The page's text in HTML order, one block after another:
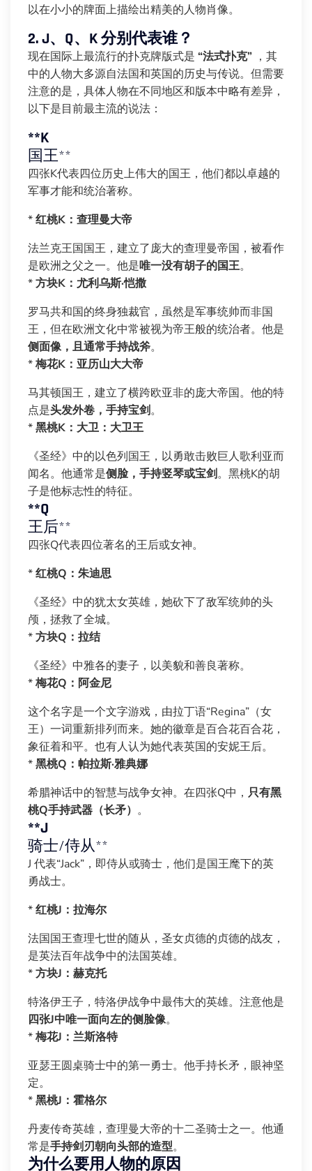
以在小小的牌面上描绘出精美的人物肖像。
2. J、Q、K 分别代表谁？
现在国际上最流行的扑克牌版式是 “法式扑克” ，其
中的人物大多源自法国和英国的历史与传说。但需要
注意的是，具体人物在不同地区和版本中略有差异，
以下是目前最主流的说法：
**K
国王**
四张K代表四位历史上伟大的国王，他们都以卓越的
军事才能和统治著称。
*红桃K：查理曼大帝
法兰克王国国王，建立了庞大的查理曼帝国，被看作
是欧洲之父之一。他是唯一没有胡子的国王。
*方块K：尤利乌斯·恺撒
罗马共和国的终身独裁官，虽然是军事统帅而非国
王，但在欧洲文化中常被视为帝王般的统治者。他是
侧面像，且通常手持战斧。
*梅花K：亚历山大大帝
马其顿国王，建立了横跨欧亚非的庞大帝国。他的特
点是头发外卷，手持宝剑。
*黑桃K：大卫：大卫王
《圣经》中的以色列国王，以勇敢击败巨人歌利亚而
闻名。他通常是侧脸，手持竖琴或宝剑。黑桃K的胡
子是他标志性的特征。
**Q
王后**
四张Q代表四位著名的王后或女神。
*红桃Q：朱迪思
《圣经》中的犹太女英雄，她砍下了敌军统帅的头
颅，拯救了全城。
*方块Q：拉结
《圣经》中雅各的妻子，以美貌和善良著称。
*梅花Q：阿金尼
这个名字是一个文字游戏，由拉丁语“Regina”（女
王）一词重新排列而来。她的徽章是百合花百合花，
象征着和平。也有人认为她代表英国的安妮王后。
*黑桃Q：帕拉斯·雅典娜
希腊神话中的智慧与战争女神。在四张Q中， 只有黑
桃Q手持武器（长矛） 。
**J
骑士/侍从**
J 代表“Jack”，即侍从或骑士，他们是国王麾下的英
勇战士。
*红桃J：拉海尔
法国国王查理七世的随从，圣女贞德的贞德的战友，
是英法百年战争中的法国英雄。
*方块J：赫克托
特洛伊王子，特洛伊战争中最伟大的英雄。注意他是
四张J中唯一面向左的侧脸像。
*梅花J：兰斯洛特
亚瑟王圆桌骑士中的第一勇士。他手持长矛，眼神坚
定。
*黑桃J：霍格尔
丹麦传奇英雄，查理曼大帝的十二圣骑士之一。他通
常是手持剑刃朝向头部的造型。
为什么要用人物的原因